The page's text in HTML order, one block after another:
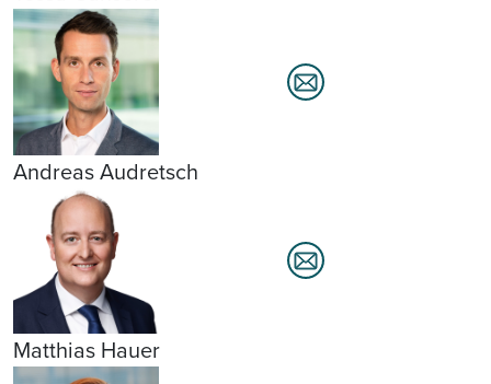
Andreas Audretsch
Matthias Hauer